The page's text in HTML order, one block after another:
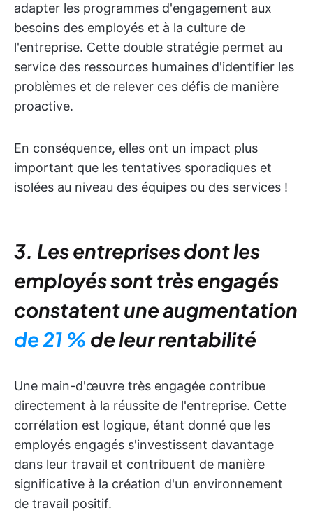
adapter les programmes d'engagement aux
besoins des employés et à la culture de
l'entreprise. Cette double stratégie permet au
service des ressources humaines d'identifier les
problèmes et de relever ces défis de manière
proactive.
En conséquence, elles ont un impact plus
important que les tentatives sporadiques et
isolées au niveau des équipes ou des services !
3. Les entreprises dont les
employés sont très engagés
constatent une augmentation
de 21 % de leur rentabilité
Une main-d'œuvre très engagée contribue
directement à la réussite de l'entreprise. Cette
corrélation est logique, étant donné que les
employés engagés s'investissent davantage
dans leur travail et contribuent de manière
significative à la création d'un environnement
de travail positif.